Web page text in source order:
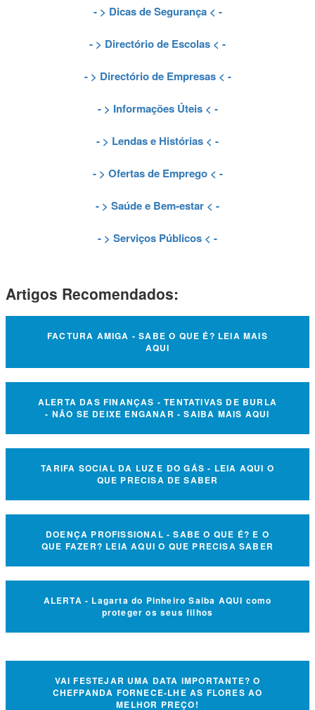
- > Dicas de Segurança< -
- > Directório de Escolas < -
- > Directório de Empresas< -
- > Informações Úteis< -
- > Lendas e Histórias < -
- > Ofertas de Emprego< -
- > Saúde e Bem-estar < -
- > Serviços Públicos < -
Artigos Recomendados:
FACTURA AMIGA - SABE O QUE É? LEIA MAIS
AQUI
ALERTA DAS FINANÇAS - TENTATIVAS DE BURLA
- NÃO SE DEIXE ENGANAR - SAIBA MAIS AQUI
TARIFA SOCIAL DA LUZ E DO GÁS - LEIA AQUI O
QUE PRECISA DE SABER
DOENÇA PROFISSIONAL - SABE O QUE É? E O
QUE FAZER? LEIA AQUI O QUE PRECISA SABER
ALERTA - Lagarta do Pinheiro Saiba AQUI como
proteger os seus filhos
VAI FESTEJAR UMA DATA IMPORTANTE? O
CHEFPANDA FORNECE-LHE AS FLORES AO
MELHOR PREÇO!